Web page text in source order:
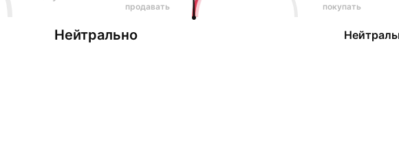
Нейтрально
продавать
покупать